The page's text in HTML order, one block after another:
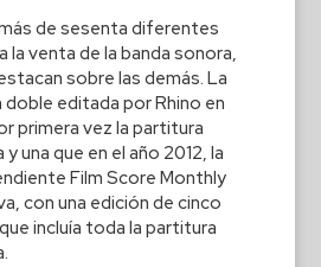
de sesenta diferentes
la venta de la banda sonora,
sobre las demás. La
doble editada por Rhino en
primera vez la partitura
una que en el año 2012, la
Film Score Monthly
con una edición de cinco
incluía toda la partitura